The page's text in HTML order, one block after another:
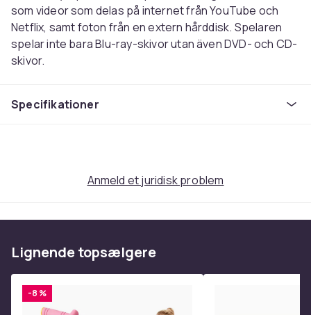
som videor som delas på internet från YouTube och
Netflix, samt foton från en extern hårddisk. Spelaren
spelar inte bara Blu-ray-skivor utan även DVD- och CD-
skivor.
Uppspelning av Blu-ray, DVD, AVCHD, CD-DA-skivor
BD-Live-stöd
Tillbehör som ingår i paketet: fjärrkontroll, batterier
och nätsladd.
Vægt
Specifikationer
Anmeld et juridisk problem
Lignende topsælgere
-8 %